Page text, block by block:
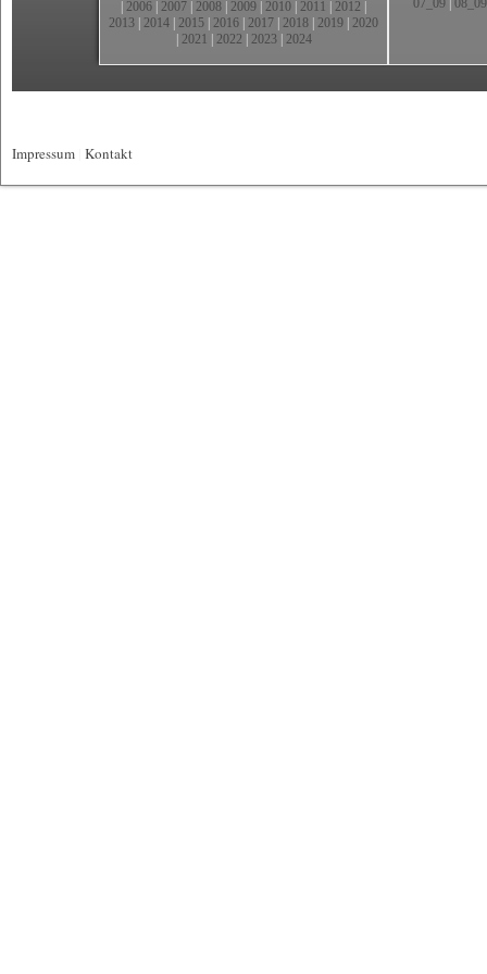
2006 2007 2008 2009 2010 2011 2012
2013 2014 2015 2016 2017 2018 2019 2020
2021 2022 2023| 2024
07_09 08_09
Impressum Kontakt